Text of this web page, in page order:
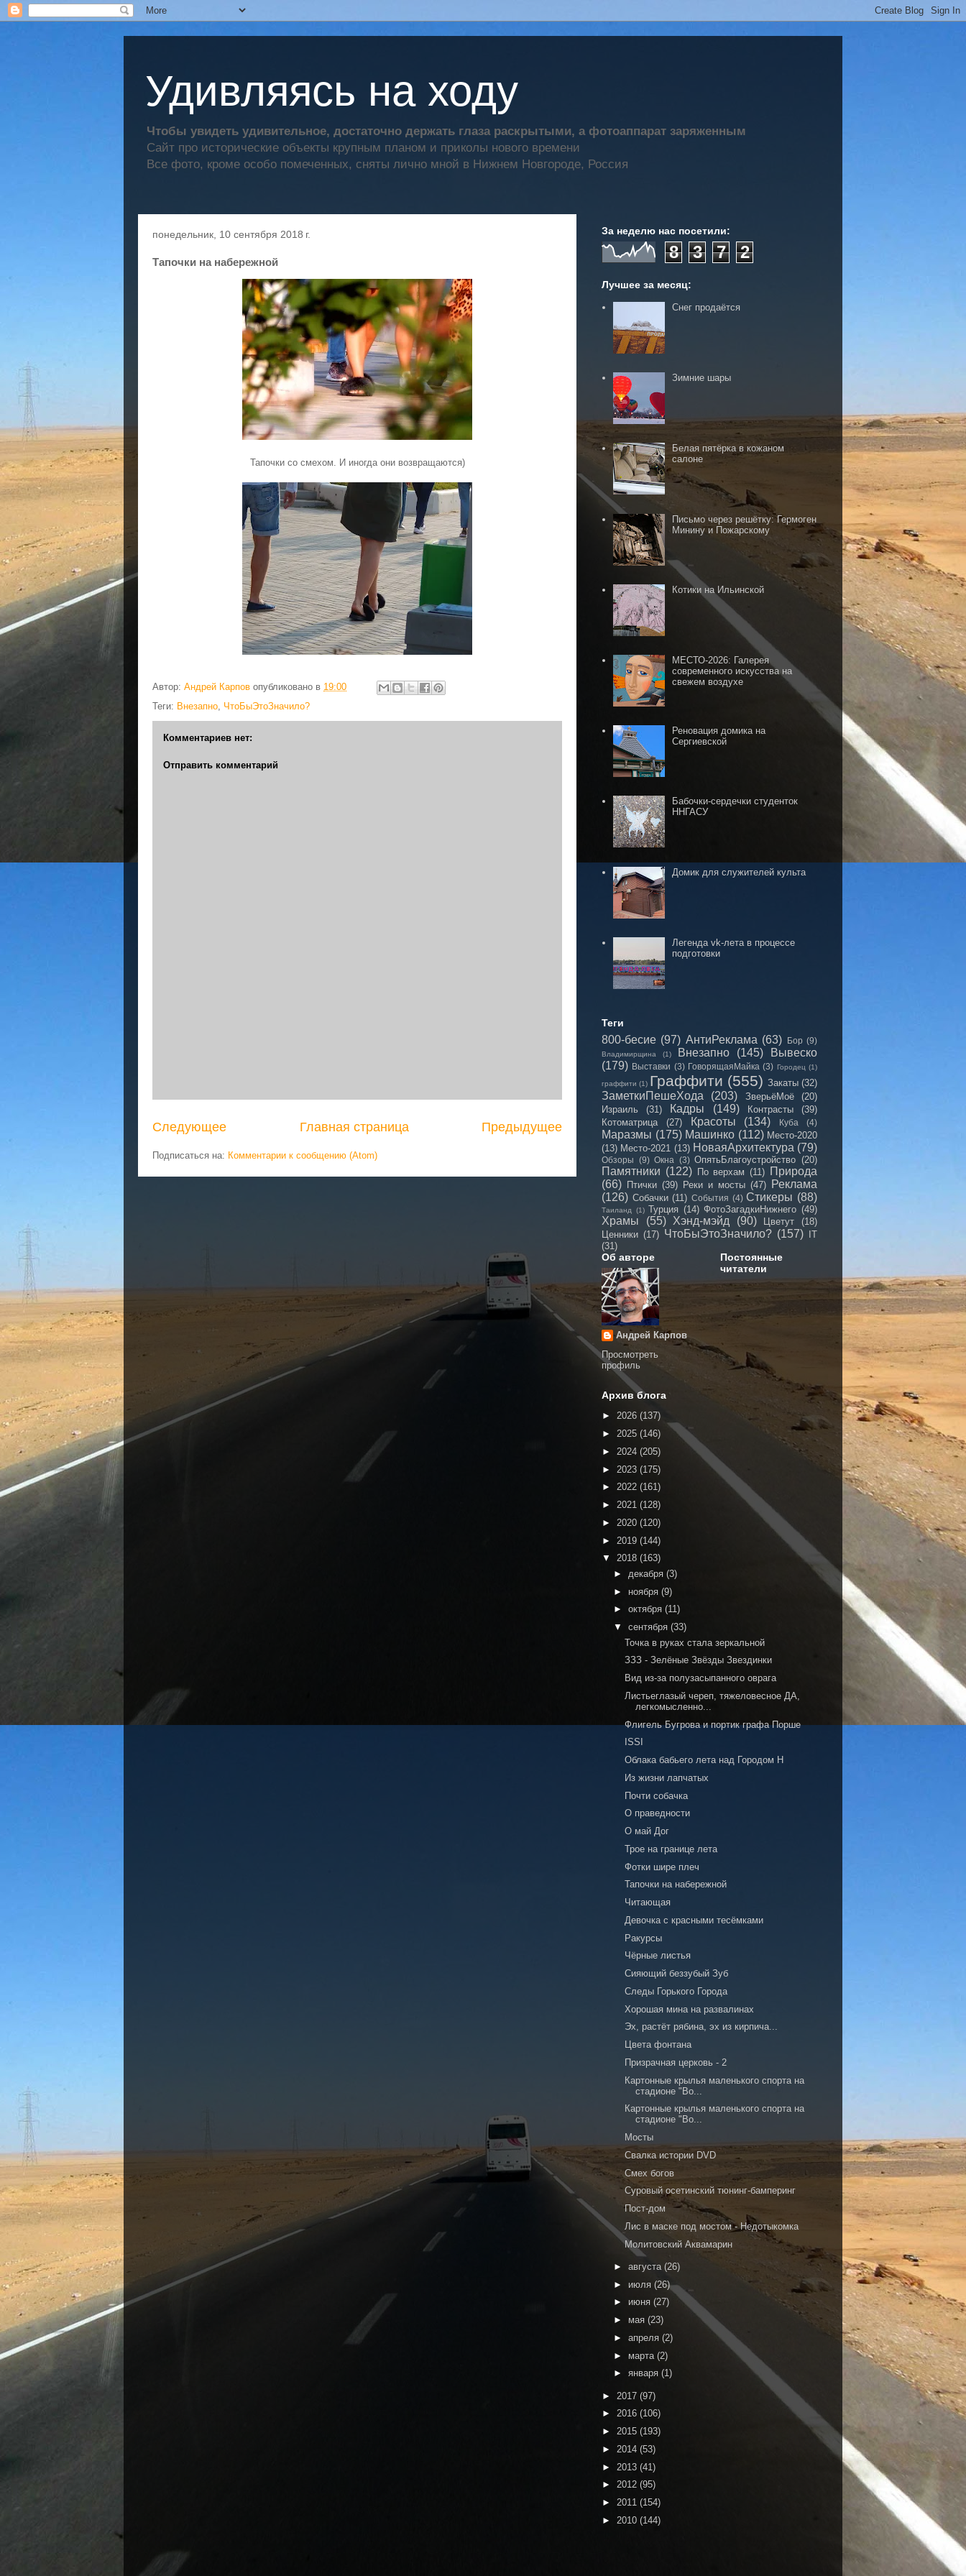
Удивляясь на ходу
Чтобы увидеть удивительное, достаточно держать глаза раскрытыми, а фотоаппарат заряженным
Сайт про исторические объекты крупным планом и приколы нового времени
Все фото, кроме особо помеченных, сняты лично мной в Нижнем Новгороде, Россия
понедельник, 10 сентября 2018 г.
Тапочки на набережной
Тапочки со смехом. И иногда они возвращаются)
Автор: Андрей Карпов опубликовано в 19:00
Теги: Внезапно, ЧтоБыЭтоЗначило?
Комментариев нет:
Отправить комментарий
Следующее Предыдущее
Главная страница
Подписаться на: Комментарии к сообщению (Atom)
За неделю нас посетили:
8 3 7 2
Лучшее за месяц:
Снег продаётся
Зимние шары
Белая пятёрка в кожаном
салоне
Письмо через решётку: Гермоген
Минину и Пожарскому
Котики на Ильинской
МЕСТО-2026: Галерея
современного искусства на
свежем воздухе
Реновация домика на
Сергиевской
Бабочки-сердечки студенток
ННГАСУ
Домик для служителей культа
Легенда vk-лета в процессе
подготовки
Теги
800-бесие (97) АнтиРеклама (63) Бор (9)
Владимирщина (1) Внезапно (145)
Вывеско
(179) Выставки (3) ГоворящаяМайка (3) Городец (1)
граффити (1) Граффити (555) Закаты (32)
ЗаметкиПешеХода (203) ЗверьёМоё
(20)
Израиль
(31) Кадры (149) Контрасты
(39)
Котоматрица
(27) Красоты (134) Куба (4)
Маразмы (175) Машинко (112) Место-2020
(13) Место-2021 (13) НоваяАрхитектура (79)
Обзоры (9) Окна (3) ОпятьБлагоустройство (20)
Памятники (122) По верхам (11) Природа
(66) Птички (39) Реки и мосты (47) Реклама
(126) Собачки (11) События (4) Стикеры (88)
Таиланд (1) Турция (14) ФотоЗагадкиНижнего (49)
Храмы (55) Хэнд-мэйд (90) Цветут
(18)
Ценники (17) ЧтоБыЭтоЗначило? (157)
IT
(31)
Об авторе
Андрей Карпов
Просмотреть
профиль
Постоянные
читатели
Архив блога
► 2026 (137)
► 2025 (146)
► 2024 (205)
► 2023 (175)
► 2022 (161)
► 2021 (128)
► 2020 (120)
► 2019 (144)
▼ 2018 (163)
► декабря (3)
► ноября (9)
► октября (11)
▼ сентября (33)
Точка в руках стала зеркальной
ЗЗЗ - Зелёные Звёзды Звездинки
Вид из-за полузасыпанного оврага
Листьеглазый череп, тяжеловесное ДА,
легкомысленно...
Флигель Бугрова и портик графа Порше
ISSI
Облака бабьего лета над Городом Н
Из жизни лапчатых
Почти собачка
О праведности
О май Дог
Трое на границе лета
Фотки шире плеч
Тапочки на набережной
Читающая
Девочка с красными тесёмками
Ракурсы
Чёрные листья
Сияющий беззубый Зуб
Следы Горького Города
Хорошая мина на развалинах
Эх, растёт рябина, эх из кирпича...
Цвета фонтана
Призрачная церковь - 2
Картонные крылья маленького спорта на
стадионе "Во...
Картонные крылья маленького спорта на
стадионе "Во...
Мосты
Свалка истории DVD
Смех богов
Суровый осетинский тюнинг-бамперинг
Пост-дом
Лис в маске под мостом - Недотыкомка
Молитовский Аквамарин
► августа (26)
► июля (26)
► июня (27)
► мая (23)
► апреля (2)
► марта (2)
► января (1)
► 2017 (97)
► 2016 (106)
► 2015 (193)
► 2014 (53)
► 2013 (41)
► 2012 (95)
► 2011 (154)
► 2010 (144)